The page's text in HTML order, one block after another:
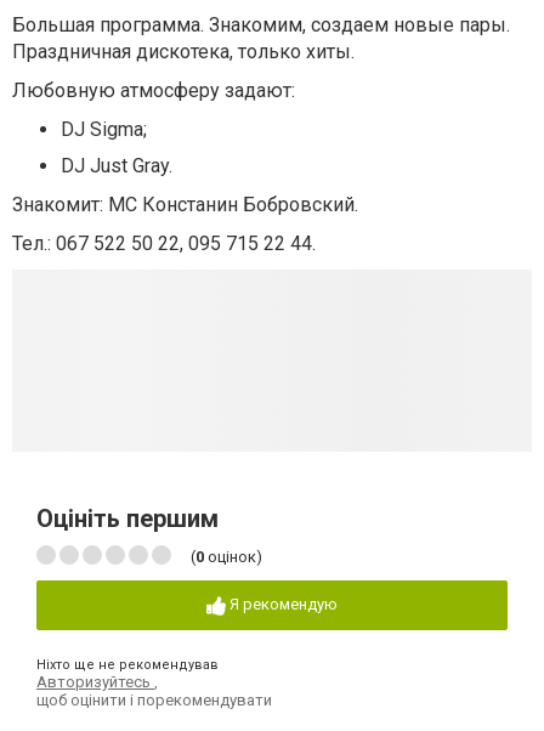
Большая программа. Знакомим, создаем новые пары.
Праздничная дискотека, только хиты.
Любовную атмосферу задают:
DJ Sigma;
DJ Just Gray.
Знакомит: МС Констанин Бобровский.
Тел.: 067 522 50 22, 095 715 22 44.
Оцініть першим
(0 оцінок)
Я рекомендую
Ніхто ще не рекомендував
Авторизуйтесь
щоб оцінити і порекомендувати